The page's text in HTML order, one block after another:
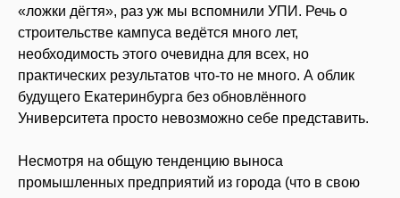
«ложки дёгтя», раз уж мы вспомнили УПИ. Речь о
строительстве кампуса ведётся много лет,
необходимость этого очевидна для всех, но
практических результатов что-то не много. А облик
будущего Екатеринбурга без обновлённого
Университета просто невозможно себе представить.
Несмотря на общую тенденцию выноса
промышленных предприятий из города (что в свою